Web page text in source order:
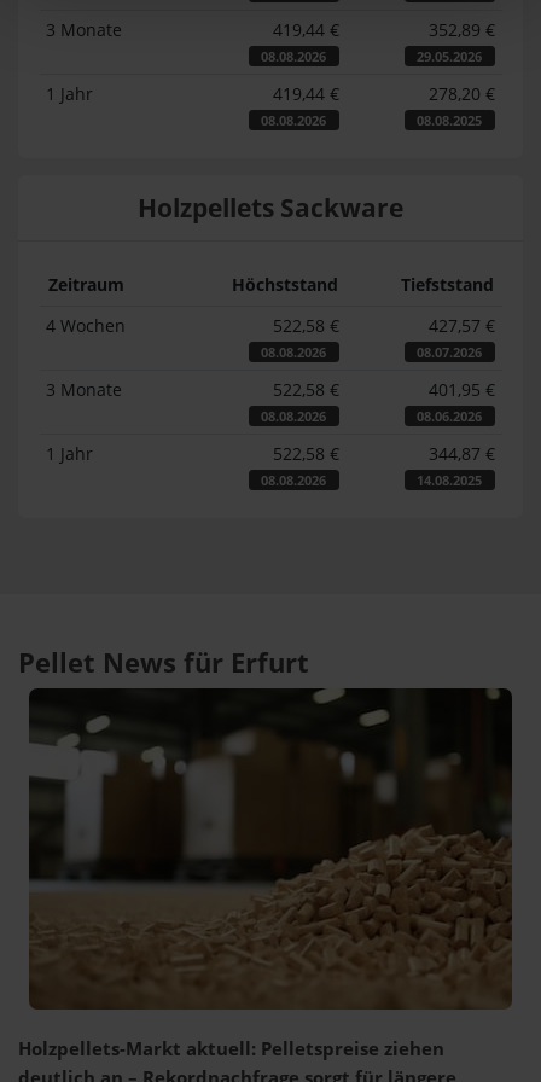
3 Monate 419,44 €
08.08.2026
352,89 €
29.05.2026
1 Jahr 419,44 €
08.08.2026
278,20 €
08.08.2025
Holzpellets Sackware
Zeitraum Höchststand
Tiefststand
4 Wochen
522,58 €
08.08.2026
427,57 €
08.07.2026
3 Monate 522,58 €
08.08.2026
401,95 €
08.06.2026
1 Jahr 522,58 €
08.08.2026
344,87 €
14.08.2025
Pellet News für Erfurt
Holzpellets-Markt aktuell: Pelletspreise ziehen